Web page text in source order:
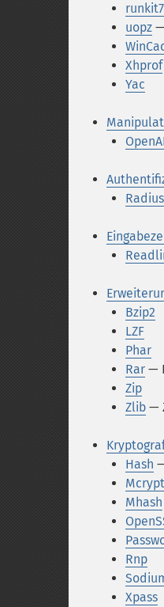
runkit7
uopz
Xhprof
Yac
Radius
Bzip2
LZF
Phar
Rar —
Zip
Zlib —
Hash
Mcrypt
Mhash
Rnp
Xpass